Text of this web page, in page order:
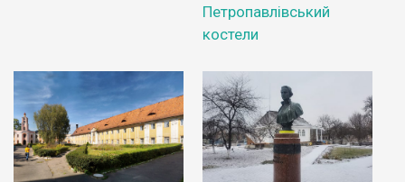
Петропавлівський
костели